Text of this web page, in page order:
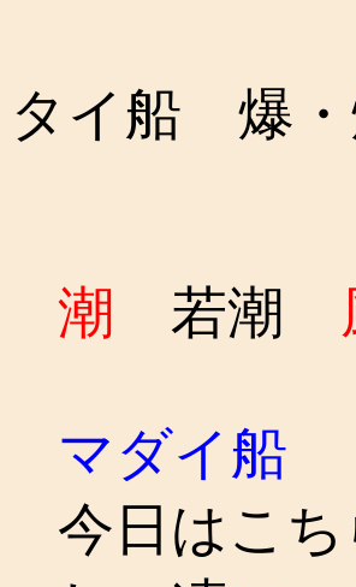
タイ船 爆・
潮 若潮
マダイ船
今日はこ